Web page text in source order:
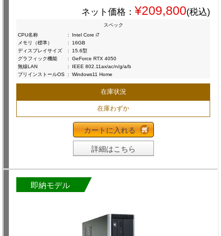
ネット価格： ¥209,800(税込)
スペック
CPU名称
:
Intel Core i7
メモリ（標準）
:
16GB
ディスプレイサイズ
:
15.6型
グラフィック機能
:
GeForce RTX 4050
無線LAN
:
IEEE 802.11ax/ac/n/g/a/b
プリインストールOS : Windows11 Home
在庫状況
在庫わずか
カートに入れる
詳細はこちら
即納モデル